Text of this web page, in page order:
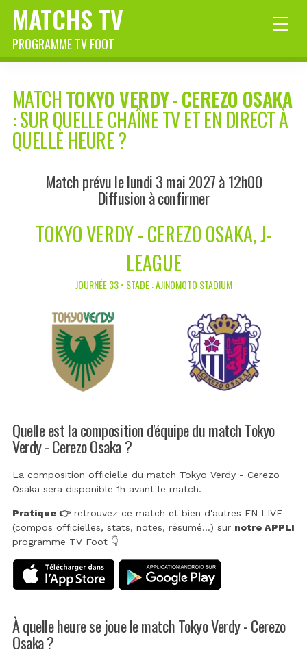
MATCHS TV
PROGRAMME TV FOOT
MATCHTOKYO VERDY-CEREZO OSAKA
: SUR QUELLE CHAÎNE TV ET EN DIRECT À
QUELLE HEURE ?
Match prévu le lundi 3 mai 2027 à 12h00
Diffusion à confirmer
TOKYO VERDY - CEREZO OSAKA, J-
LEAGUE
JOURNÉE 33 • STADE : AJINOMOTO STADIUM
Quelle est la composition d'équipe du match Tokyo
Verdy - Cerezo Osaka ?
La composition officielle du match Tokyo Verdy - Cerezo
Osaka sera disponible 1h avant le match.
Pratique 👉retrouvez ce match et bien d'autres EN LIVE
(compos officielles, stats, notes, résumé...) sur notre APPLI
programme TV Foot 👇
À quelle heure se joue le match Tokyo Verdy - Cerezo
Osaka ?